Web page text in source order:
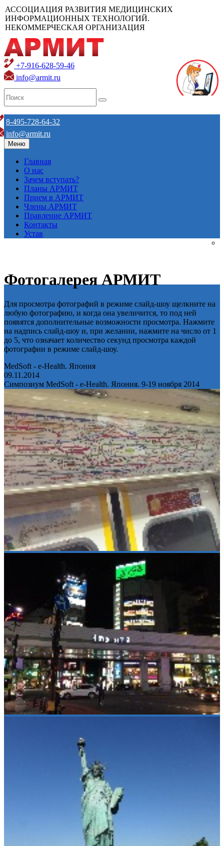
АССОЦИАЦИЯ РАЗВИТИЯ МЕДИЦИНСКИХ
ИНФОРМАЦИОННЫХ ТЕХНОЛОГИЙ.
НЕКОММЕРЧЕСКАЯ ОРГАНИЗАЦИЯ
+7-916-628-59-46
info@armit.ru
8-495-728-64-32
info@armit.ru
Меню
Главная
О нас
Зачем вступать?
Планы АРМИТ
Прием в АРМИТ
Члены АРМИТ
Правление АРМИТ
Контакты
Устав
Фотогалерея АРМИТ
Для просмотра фотографий в режиме слайд-шоу щелкните на
любую фотографию, и когда она увеличится, то под ней
появятся дополнительные возможности просмотра. Нажмите
на надпись слайд-шоу и, при желании, нажмите на число от 1
до 5, что означает количество секунд просмотра каждой
фотографии в режиме слайд-шоу.
MedSoft - e-Health. Япония
09.11.2014
Симпозиум MedSoft - e-Health. Япония. 9-19 ноября 2014